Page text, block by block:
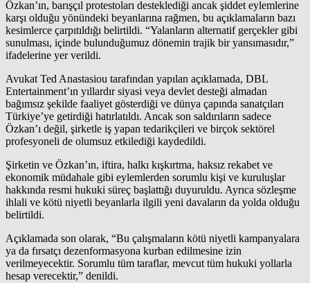
Özkan’ın, barışçıl protestoları desteklediği ancak şiddet eylemlerine
karşı olduğu yönündeki beyanlarına rağmen, bu açıklamaların bazı
kesimlerce çarpıtıldığı belirtildi. “Yalanların alternatif gerçekler gibi
sunulması, içinde bulunduğumuz dönemin trajik bir yansımasıdır,”
ifadelerine yer verildi.
Avukat Ted Anastasiou tarafından yapılan açıklamada, DBL
Entertainment’ın yıllardır siyasi veya devlet desteği almadan
bağımsız şekilde faaliyet gösterdiği ve dünya çapında sanatçıları
Türkiye’ye getirdiği hatırlatıldı. Ancak son saldırıların sadece
Özkan’ı değil, şirketle iş yapan tedarikçileri ve birçok sektörel
profesyoneli de olumsuz etkilediği kaydedildi.
Şirketin ve Özkan’ın, iftira, halkı kışkırtma, haksız rekabet ve
ekonomik müdahale gibi eylemlerden sorumlu kişi ve kuruluşlar
hakkında resmi hukuki süreç başlattığı duyuruldu. Ayrıca sözleşme
ihlali ve kötü niyetli beyanlarla ilgili yeni davaların da yolda olduğu
belirtildi.
Açıklamada son olarak, “Bu çalışmaların kötü niyetli kampanyalara
ya da fırsatçı dezenformasyona kurban edilmesine izin
verilmeyecektir. Sorumlu tüm taraflar, mevcut tüm hukuki yollarla
hesap verecektir,” denildi.